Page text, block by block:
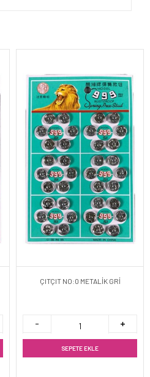
ÇITÇIT NO:0 METALİK GRİ
SEPETE EKLE